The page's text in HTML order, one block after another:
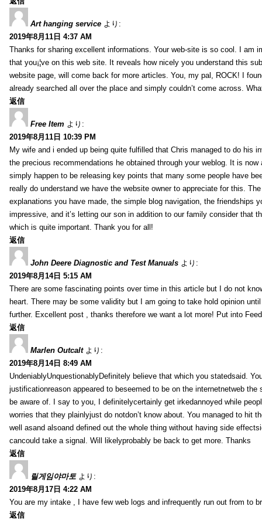
Art hanging service より:
2019年8月11日 4:37 AM
Thanks for sharing excellent informations. Your web-site is so cool. I am
that you¡¦ve on this web site. It reveals how nicely you understand this
website page, will come back for more articles. You, my pal, ROCK! I
already searched all over the place and simply couldn’t come across.
返信
Free Item より:
2019年8月11日 10:39 PM
My wife and i ended up being quite fulfilled that Chris managed to do his
the precious recommendations he obtained through your weblog. It is now
simply happen to be releasing key points that many some people have
really do understand we have the website owner to appreciate for this.
explanations you have made, the simple blog navigation, the friendships
impressive, and it’s letting our son in addition to our family consider that
which is quite important. Thank you for all!
返信
John Deere Diagnostic and Test Manuals より:
2019年8月14日 5:15 AM
There are some fascinating points over time in this article but I do not
heart. There may be some validity but I am going to take hold opinion
further. Excellent post , thanks therefore we want a lot more! Put into
返信
Marlen Outcalt より:
2019年8月14日 8:49 AM
UndeniablyUnquestionablyDefinitely believe that which you statedsaid.
justificationreason appeared to beseemed to be on the internetnetweb
be aware of. I say to you, I definitelycertainly get irkedannoyed while
worries that they plainlyjust do notdon’t know about. You managed to hit
well asand alsoand defined out the whole thing without having side
cancould take a signal. Will likelyprobably be back to get more. Thanks
返信
릴게임야마토 より:
2019年8月17日 4:22 AM
You are my intake , I have few web logs and infrequently run out from to
返信